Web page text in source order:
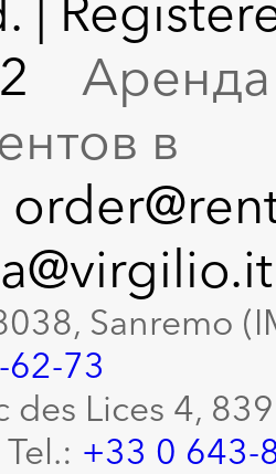
Аренда
в
Sanremo
73
des Lices 4,
+33 0 643-